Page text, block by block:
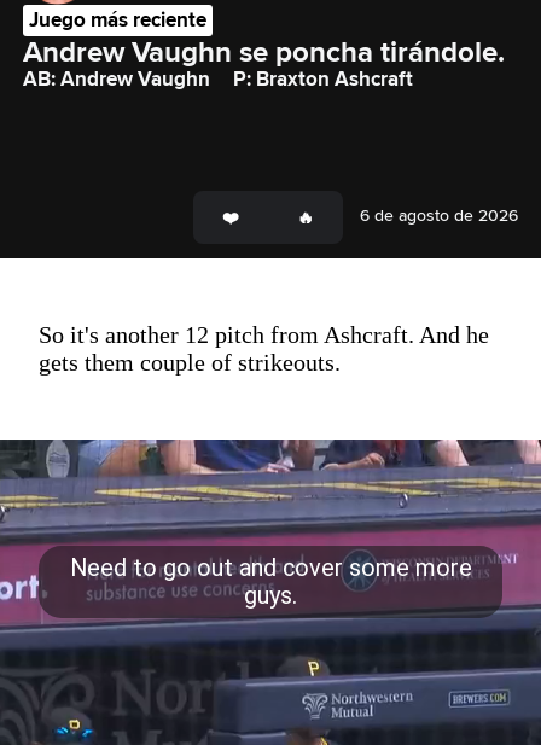
Juego más reciente
Andrew Vaughn se poncha tirándole.
AB: Andrew Vaughn P: Braxton Ashcraft
6 de agosto de 2026
So it's another 12 pitch from Ashcraft. And he
gets them couple of strikeouts.